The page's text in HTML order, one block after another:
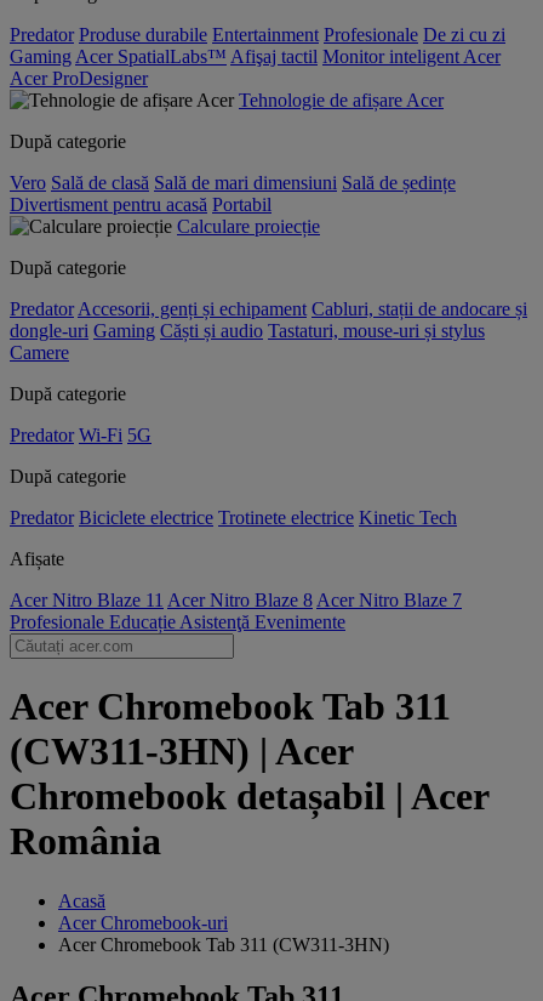
Predator Produse durabile Entertainment Profesionale De zi cu zi
Gaming Acer SpatialLabs™ Afişaj tactil Monitor inteligent Acer
Acer ProDesigner
Tehnologie de afișare Acer
După categorie
Vero Sală de clasă Sală de mari dimensiuni Sală de ședințe
Divertisment pentru acasă Portabil
Calculare proiecție
După categorie
Predator Accesorii, genți și echipament Cabluri, stații de andocare și
dongle-uri Gaming Căști și audio Tastaturi, mouse-uri și stylus
Camere
După categorie
Predator Wi-Fi 5G
După categorie
Predator Biciclete electrice Trotinete electrice Kinetic Tech
Afișate
Acer Nitro Blaze 11 Acer Nitro Blaze 8 Acer Nitro Blaze 7
Profesionale Educație Asistenţă Evenimente
Acer Chromebook Tab 311
(CW311-3HN) | Acer
Chromebook detașabil | Acer
România
Acasă
Acer Chromebook-uri
Acer Chromebook Tab 311 (CW311-3HN)